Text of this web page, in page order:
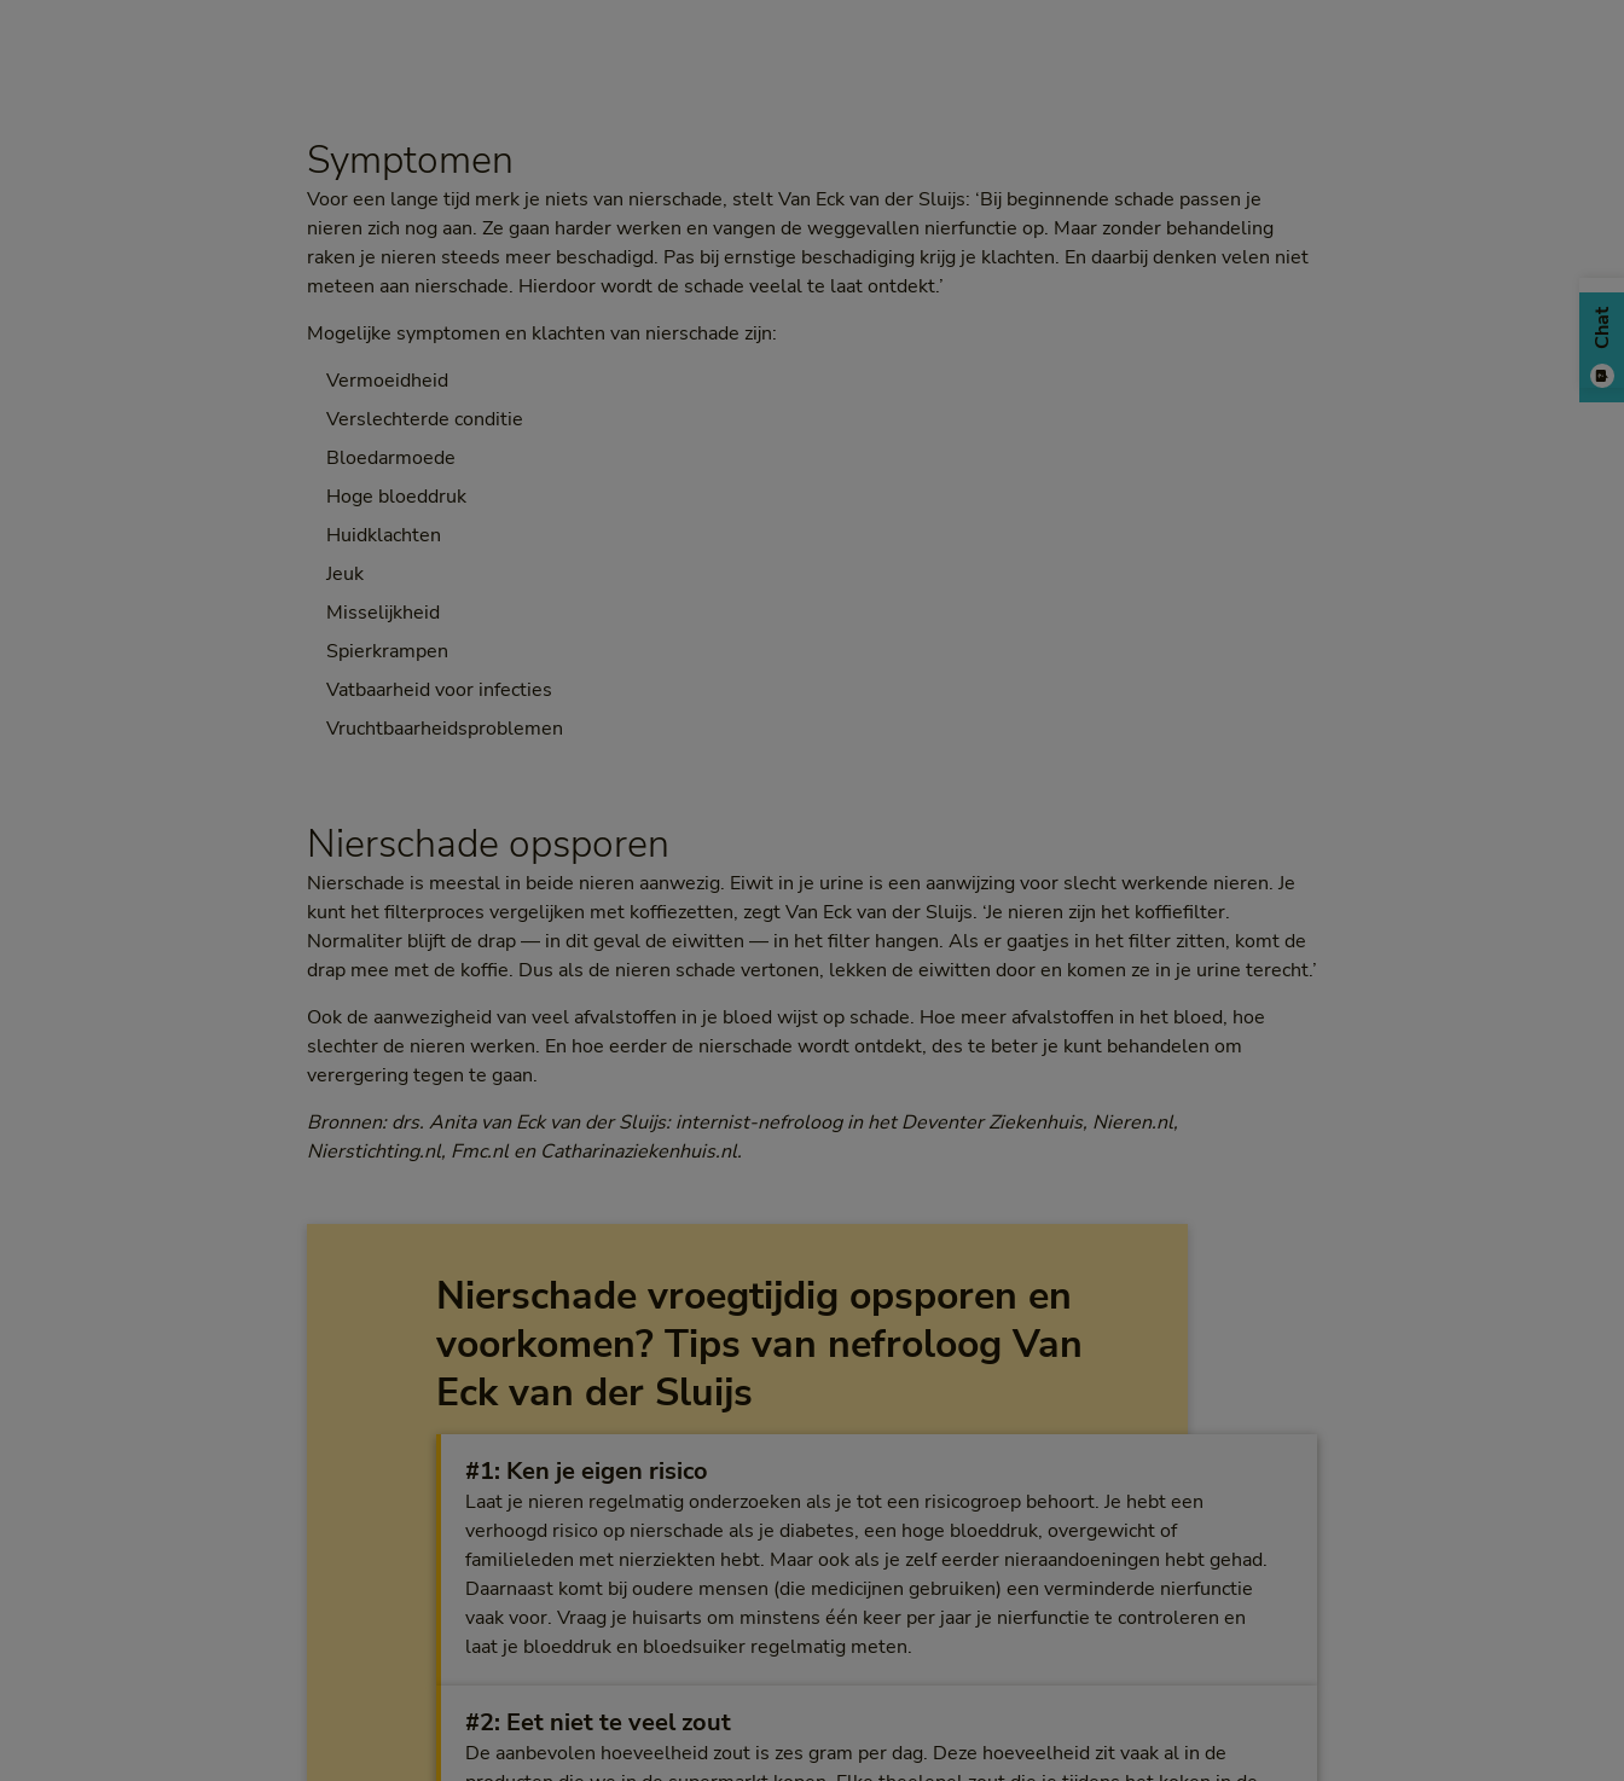
Symptomen
Voor een lange tijd merk je niets van nierschade, stelt Van Eck van der Sluijs: ‘Bij beginnende schade passen je
nieren zich nog aan. Ze gaan harder werken en vangen de weggevallen nierfunctie op. Maar zonder behandeling
raken je nieren steeds meer beschadigd. Pas bij ernstige beschadiging krijg je klachten. En daarbij denken velen niet
meteen aan nierschade. Hierdoor wordt de schade veelal te laat ontdekt.’
Mogelijke symptomen en klachten van nierschade zijn:
Vermoeidheid
Verslechterde conditie
Bloedarmoede
Hoge bloeddruk
Huidklachten
Jeuk
Misselijkheid
Spierkrampen
Vatbaarheid voor infecties
Vruchtbaarheidsproblemen
Nierschade opsporen
Nierschade is meestal in beide nieren aanwezig. Eiwit in je urine is een aanwijzing voor slecht werkende nieren. Je
kunt het filterproces vergelijken met koffiezetten, zegt Van Eck van der Sluijs. ‘Je nieren zijn het koffiefilter.
Normaliter blijft de drap — in dit geval de eiwitten — in het filter hangen. Als er gaatjes in het filter zitten, komt de
drap mee met de koffie. Dus als de nieren schade vertonen, lekken de eiwitten door en komen ze in je urine terecht.’
Ook de aanwezigheid van veel afvalstoffen in je bloed wijst op schade. Hoe meer afvalstoffen in het bloed, hoe
slechter de nieren werken. En hoe eerder de nierschade wordt ontdekt, des te beter je kunt behandelen om
verergering tegen te gaan.
Bronnen: drs. Anita van Eck van der Sluijs: internist-nefroloog in het Deventer Ziekenhuis, Nieren.nl,
Nierstichting.nl, Fmc.nl en Catharinaziekenhuis.nl.
Nierschade vroegtijdig opsporen en
voorkomen? Tips van nefroloog Van
Eck van der Sluijs
#1: Ken je eigen risico
Laat je nieren regelmatig onderzoeken als je tot een risicogroep behoort. Je hebt een
verhoogd risico op nierschade als je diabetes, een hoge bloeddruk, overgewicht of
familieleden met nierziekten hebt. Maar ook als je zelf eerder nieraandoeningen hebt gehad.
Daarnaast komt bij oudere mensen (die medicijnen gebruiken) een verminderde nierfunctie
vaak voor. Vraag je huisarts om minstens één keer per jaar je nierfunctie te controleren en
laat je bloeddruk en bloedsuiker regelmatig meten.
#2: Eet niet te veel zout
De aanbevolen hoeveelheid zout is zes gram per dag. Deze hoeveelheid zit vaak al in de
Chat